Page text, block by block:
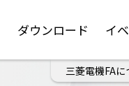
ダウンロード イ
三菱電機FAに